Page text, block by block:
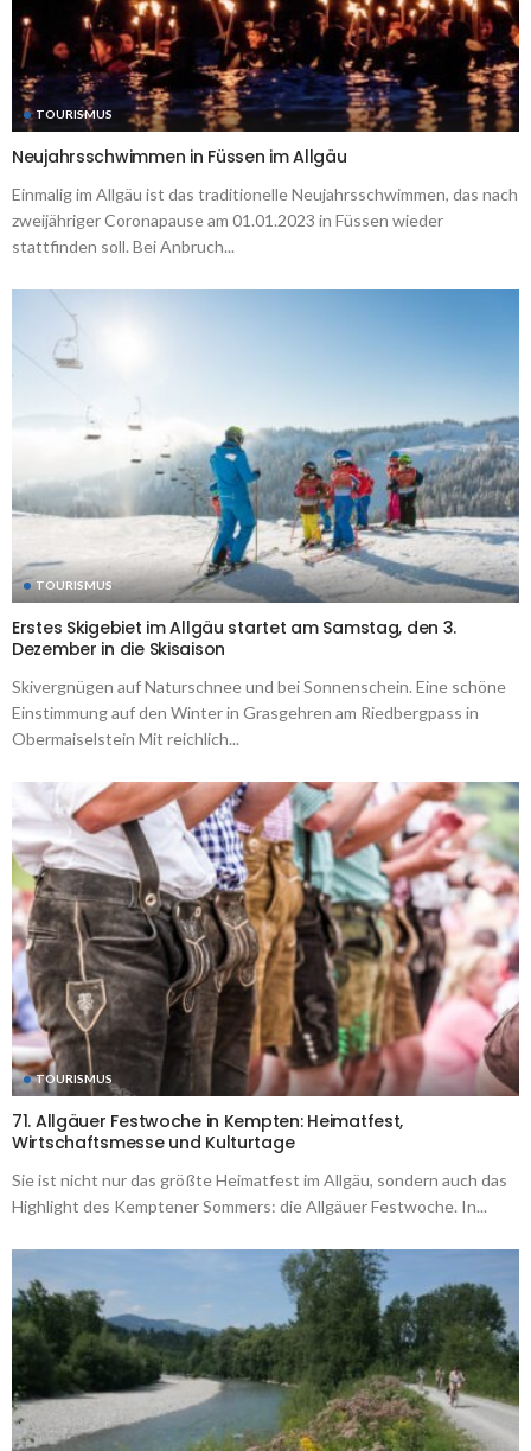
TOURISMUS
Neujahrsschwimmen in Füssen im Allgäu
Einmalig im Allgäu ist das traditionelle Neujahrsschwimmen, das nach
zweijähriger Coronapause am 01.01.2023 in Füssen wieder
stattfinden soll. Bei Anbruch...
TOURISMUS
Erstes Skigebiet im Allgäu startet am Samstag, den 3.
Dezember in die Skisaison
Skivergnügen auf Naturschnee und bei Sonnenschein. Eine schöne
Einstimmung auf den Winter in Grasgehren am Riedbergpass in
Obermaiselstein Mit reichlich...
TOURISMUS
71. Allgäuer Festwoche in Kempten: Heimatfest,
Wirtschaftsmesse und Kulturtage
Sie ist nicht nur das größte Heimatfest im Allgäu, sondern auch das
Highlight des Kemptener Sommers: die Allgäuer Festwoche. In...